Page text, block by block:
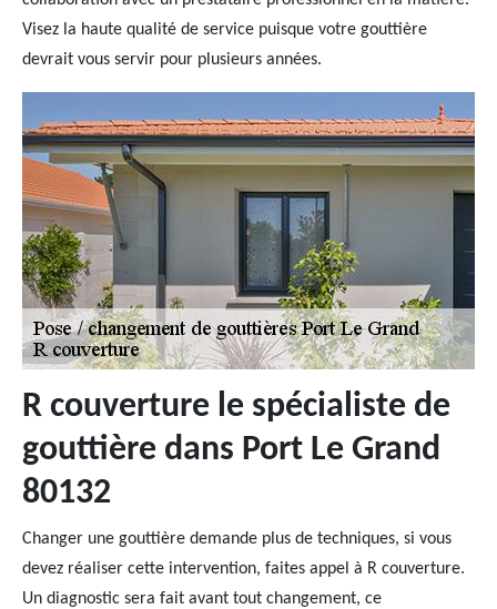
Visez la haute qualité de service puisque votre gouttière
devrait vous servir pour plusieurs années.
R couverture le spécialiste de
gouttière dans Port Le Grand
80132
Changer une gouttière demande plus de techniques, si vous
devez réaliser cette intervention, faites appel à R couverture.
Un diagnostic sera fait avant tout changement, ce